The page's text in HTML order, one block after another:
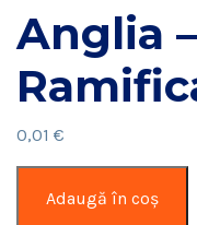
Anglia
0,01 €
AngliaAdaugă în coș